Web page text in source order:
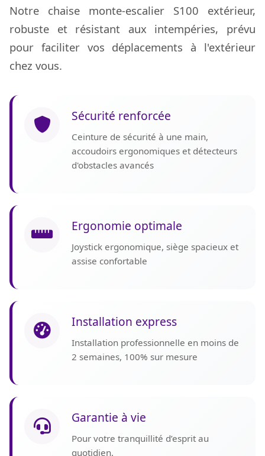
Notre chaise monte-escalier S100 extérieur,
robuste et résistant aux intempéries, prévu
pour faciliter vos déplacements à l'extérieur
chez vous.
Sécurité renforcée
Ceinture de sécurité à une main,
accoudoirs ergonomiques et détecteurs
d'obstacles avancés
Ergonomie optimale
Joystick ergonomique, siège spacieux et
assise confortable
Installation express
Installation professionnelle en moins de
2 semaines, 100% sur mesure
Garantie à vie
Pour votre tranquillité d’esprit au
quotidien.